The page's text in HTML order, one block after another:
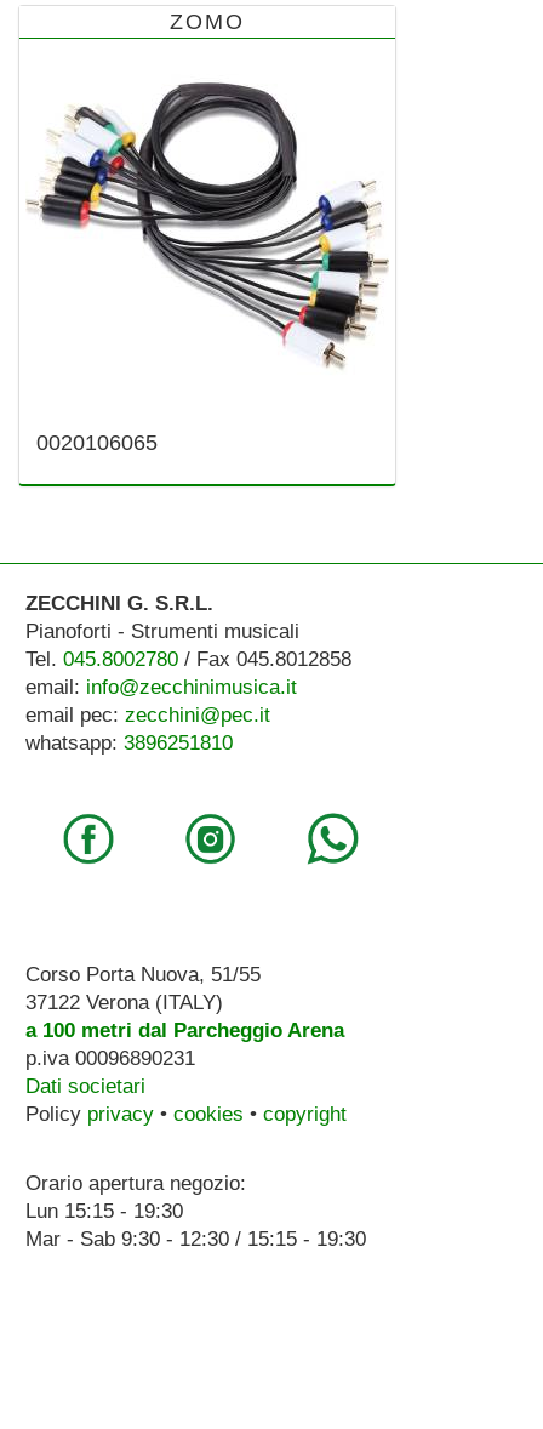
ZOMO
0020106065
ZECCHINI G. S.R.L.
Pianoforti - Strumenti musicali
Tel. 045.8002780/ Fax 045.8012858
email: info@zecchinimusica.it
email pec: zecchini@pec.it
whatsapp: 3896251810
Corso Porta Nuova, 51/55
37122 Verona (ITALY)
a 100 metri dal Parcheggio Arena
p.iva 00096890231
Dati societari
Policy privacy• cookies • copyright
Orario apertura negozio:
Lun 15:15 - 19:30
Mar - Sab 9:30 - 12:30 / 15:15 - 19:30